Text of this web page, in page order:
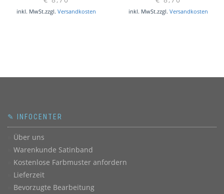
inkl. MwSt.zzgl. Versandkosten inkl. MwSt.zzgl. Versandkosten
✎ INFOCENTER
Über uns
Warenkunde Satinband
Kostenlose Farbmuster anfordern
Lieferzeit
Bevorzugte Bearbeitung